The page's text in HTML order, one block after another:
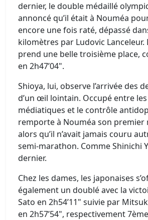
dernier, le double médaillé
annoncé qu’il était à Nouméa
encore une fois raté, dépassé
kilomètres par Ludovic Lanceleur.
prend une belle troisième place,
en 2h47’04".
Shioya, lui, observe l’arrivée des
d’un œil lointain. Occupé entre
médiatiques et le contrôle
remporte à Nouméa son premier
alors qu’il n’avait jamais couru
semi-marathon. Comme Shinichi
dernier.
Chez les dames, les japonaises
également un doublé avec la
Sato en 2h54’11" suivie par
en 2h57’54", respectivement